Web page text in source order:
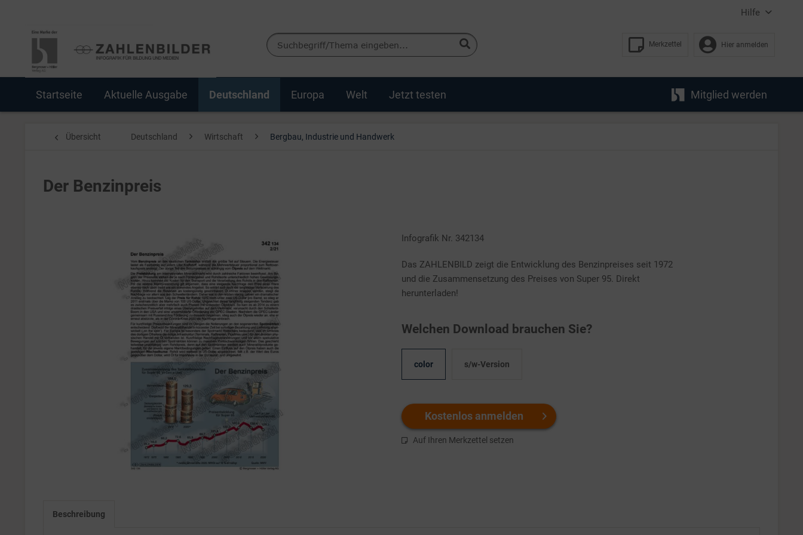
Hilfe
Merkzettel Hier anmelden
Startseite Aktuelle Ausgabe Deutschland Europa Welt Jetzt testen Mitglied werden
Übersicht Deutschland Wirtschaft Bergbau, Industrie und Handwerk
Der Benzinpreis
Infografik Nr. 342134
Das ZAHLENBILD zeigt die Entwicklung des Benzinpreises seit 1972
und die Zusammensetzung des Preises von Super 95. Direkt
herunterladen!
Welchen Download brauchen Sie?
color s/w-Version
Kostenlos anmelden
Auf Ihren Merkzettel setzen
Beschreibung